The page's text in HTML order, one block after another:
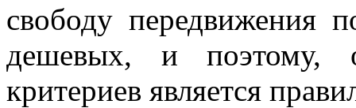
свободу передвижения
дешевых, и поэтому,
критериев является